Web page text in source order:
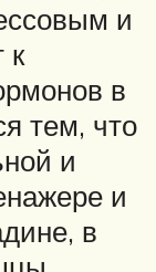
и
к
в
тем, что
и
и
в